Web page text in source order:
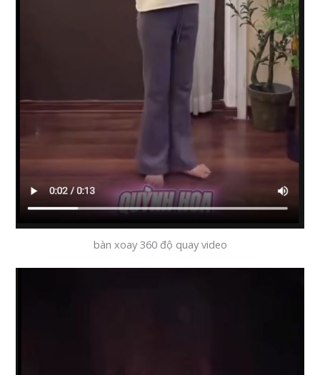
bàn xoay 360 độ quay video